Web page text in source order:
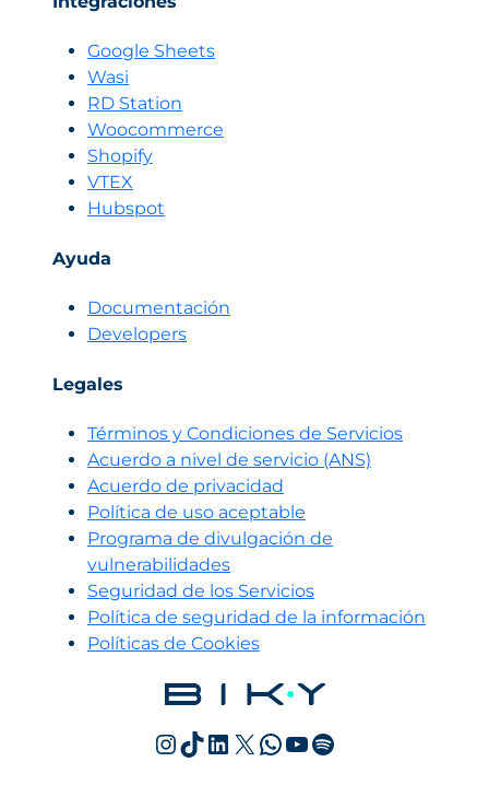
Google Sheets
Wasi
RD Station
Woocommerce
Shopify
VTEX
Hubspot
Ayuda
Documentación
Developers
Legales
Términos y Condiciones de Servicios
Acuerdo a nivel de servicio (ANS)
Acuerdo de privacidad
Política de uso aceptable
Programa de divulgación de
vulnerabilidades
Seguridad de los Servicios
Política de seguridad de la información
Políticas de Cookies
Instagram
TikTok
LinkedIn
X WhatsApp
YouTube
Spotify